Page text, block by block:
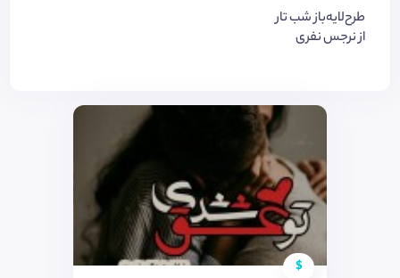
طرح‌لایه‌باز شب تار
از نرجس نفری
$